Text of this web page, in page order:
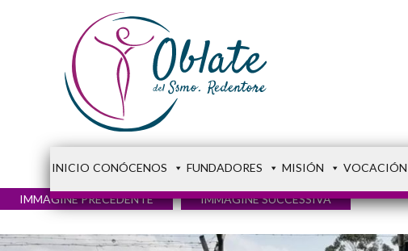
INICIO CONÓCENOS FUNDADORES MISIÓN
IMMAGINE PRECEDENTE IMMAGINE SUCCESSIVA